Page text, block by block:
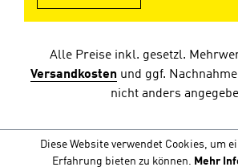
Alle Preise inkl. gesetzl.
Versandkosten und ggf.
nicht anders
Diese Website verwendet Cookies, um
Erfahrung bieten zu können. Mehr